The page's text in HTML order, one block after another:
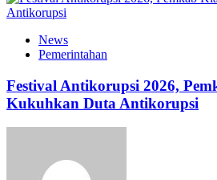
News
Pemerintahan
Festival Antikorupsi 2026,
Kukuhkan Duta Antikorupsi